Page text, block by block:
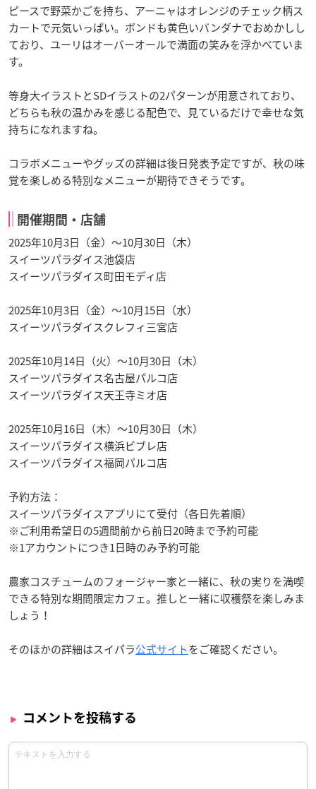
ピースで野菜かごを持ち、アーニャはオレンジのチェック柄ス
カートで元気いっぱい。ボンドも黄色いバンダナでおめかしし
ており、ユーリはオーバーオールで満面の笑みを浮かべていま
す。
等身大イラストとSDイラストの2パターンが用意されており、
どちらも秋の温かみを感じる配色で、見ているだけで幸せな気
持ちになれますね。
コラボメニューやグッズの詳細は後日発表予定ですが、秋の味
覚を楽しめる特別なメニューが期待できそうです。
開催期間・店舗
2025年10月3日（金）～10月30日（木）
スイーツパラダイス池袋店
スイーツパラダイス町田モディ店
2025年10月3日（金）～10月15日（水）
スイーツパラダイスクレフィ三宮店
2025年10月14日（火）～10月30日（木）
スイーツパラダイス名古屋パルコ店
スイーツパラダイス天王寺ミオ店
2025年10月16日（木）～10月30日（木）
スイーツパラダイス横浜ビブレ店
スイーツパラダイス福岡パルコ店
予約方法：
スイーツパラダイスアプリにて受付（各日先着順）
※ご利用希望日の5週間前から前日20時まで予約可能
※1アカウントにつき1日時のみ予約可能
農家コスチュームのフォージャー家と一緒に、秋の実りを満喫
できる特別な期間限定カフェ。推しと一緒に収穫祭を楽しみま
しょう！
そのほかの詳細はスイパラ公式サイトをご確認ください。
コメントを投稿する